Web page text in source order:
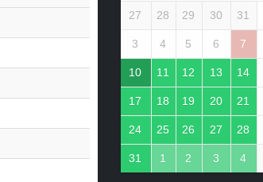
27 28 29 30 31
3 4 5 6 7
10 11 12 13 14
17 18 19 20 21
24 25 26 27 28
31 1 2 3 4